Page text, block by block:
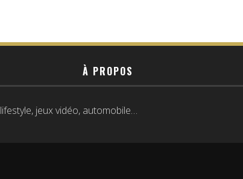
À PROPOS
jeux vidéo, automobile…